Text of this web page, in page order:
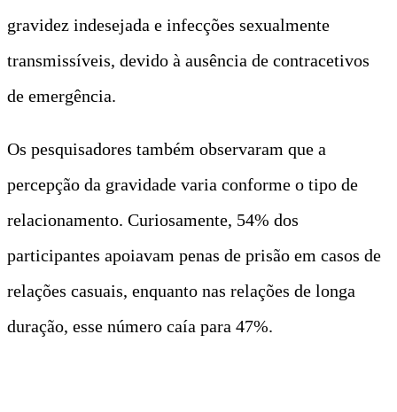
gravidez indesejada e infecções sexualmente
transmissíveis, devido à ausência de contracetivos
de emergência.
Os pesquisadores também observaram que a
percepção da gravidade varia conforme o tipo de
relacionamento. Curiosamente, 54% dos
participantes apoiavam penas de prisão em casos de
relações casuais, enquanto nas relações de longa
duração, esse número caía para 47%.